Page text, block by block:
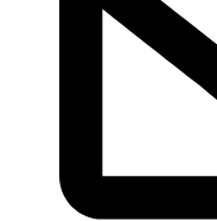
Kampány és